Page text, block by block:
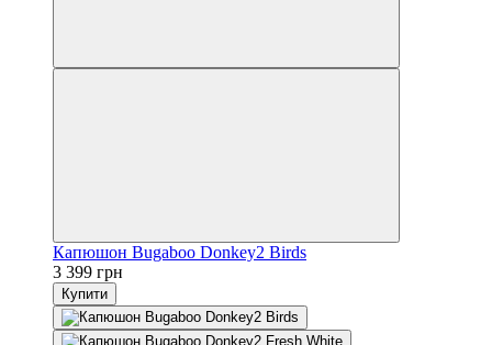
Капюшон Bugaboo Donkey2 Birds
3 399 грн
Купити